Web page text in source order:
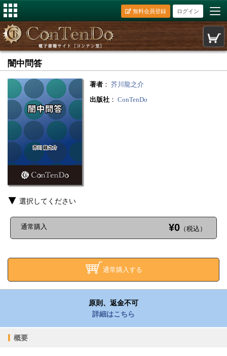
ログイン
無料会員登録
闇中問答
著者 ： 芥川龍之介
出版社 ： ConTenDo
選択してください
通常購入 ¥0 （税込）
通常購入する
原則、返金不可
詳細はこちら
概要